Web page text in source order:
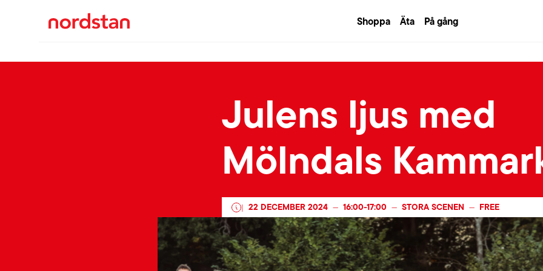
Shoppa Äta På gång
Julens ljus med
Mölndals
| 22 DECEMBER 2024 — 16:00-17:00 — STORA SCENEN — FREE